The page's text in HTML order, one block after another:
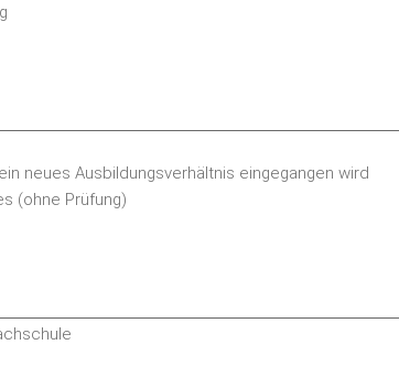
neues Ausbildungsverhältnis eingegangen wird
(ohne Prüfung)